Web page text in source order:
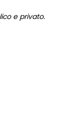
e privato.